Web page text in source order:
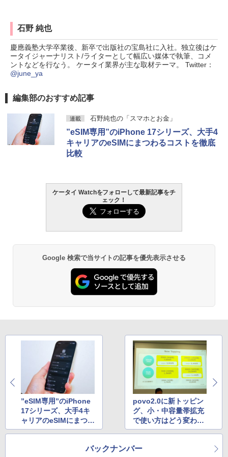
石野 純也
慶應義塾大学卒業後、新卒で出版社の宝島社に入社。独立後はケ
ータイジャーナリスト/ライターとして幅広い媒体で執筆、コメ
ントなどを行なう。 ケータイ業界が主な取材テーマ。 Twitter：
@june_ya
編集部のおすすめ記事
連載 石野純也の「スマホとお金」
”eSIM専用”のiPhone 17シリーズ、大手4
キャリアのeSIMにまつわるコストを徹底
比較
ケータイ Watchをフォローして最新記事をチ
ェック！
Google 検索で当サイトの記事を優先表示させる
”eSIM専用”のiPhone
17シリーズ、大手4キ
ャリアのeSIMにまつわ
るコストを徹底比較
povo2.0に新トッピン
グ、小・中容量帯拡充
で使い方はどう変わ
る？
バックナンバー